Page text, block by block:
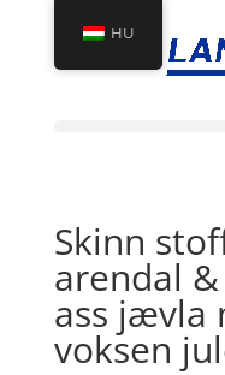
Skinn
arendal
ass jævla
voksen
HU